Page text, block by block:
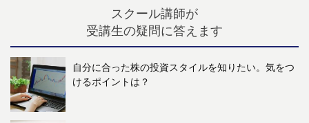
スクール講師が
受講生の疑問に答えます
自分に合った株の投資スタイルを知りたい。気をつ
けるポイントは？